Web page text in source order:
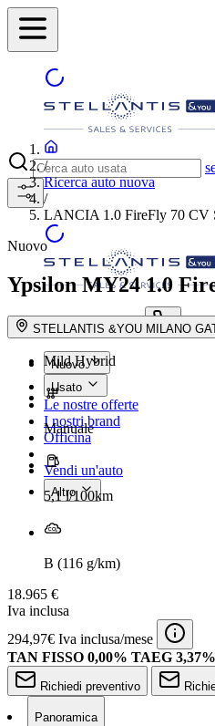
search button - icon
Nuovo
Usato
Le nostre offerte
I nostri brand
Officina
Vendi un'auto
Altro
/
Ricerca auto nuova
/
LANCIA 1.0 FireFly 70 CV
Nuovo
Ypsilon MY241.0
STELLANTIS &YOU MILANO
Mild Hybrid
Manuale
5,1 l/100km
B (116 g/km)
18.965 €
Iva inclusa
294,97€ Iva inclusa/mese
TAN FISSO 0,00% TAEG 3,37%
Richiedi preventivo
Panoramica